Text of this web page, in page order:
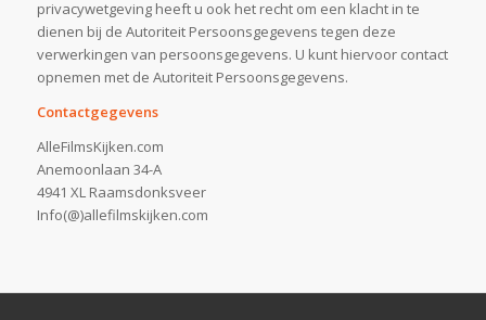
privacywetgeving heeft u ook het recht om een klacht in te
dienen bij de Autoriteit Persoonsgegevens tegen deze
verwerkingen van persoonsgegevens. U kunt hiervoor contact
opnemen met de Autoriteit Persoonsgegevens.
Contactgegevens
AlleFilmsKijken.com
Anemoonlaan 34-A
4941 XL Raamsdonksveer
Info(@)allefilmskijken.com